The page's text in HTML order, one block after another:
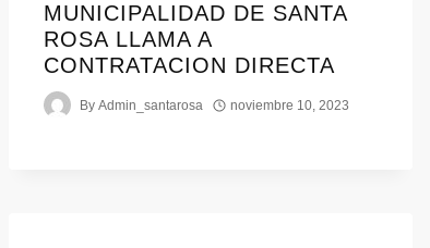
MUNICIPALIDAD DE SANTA
ROSA LLAMA A
CONTRATACION DIRECTA
By Admin_santarosa noviembre 10, 2023